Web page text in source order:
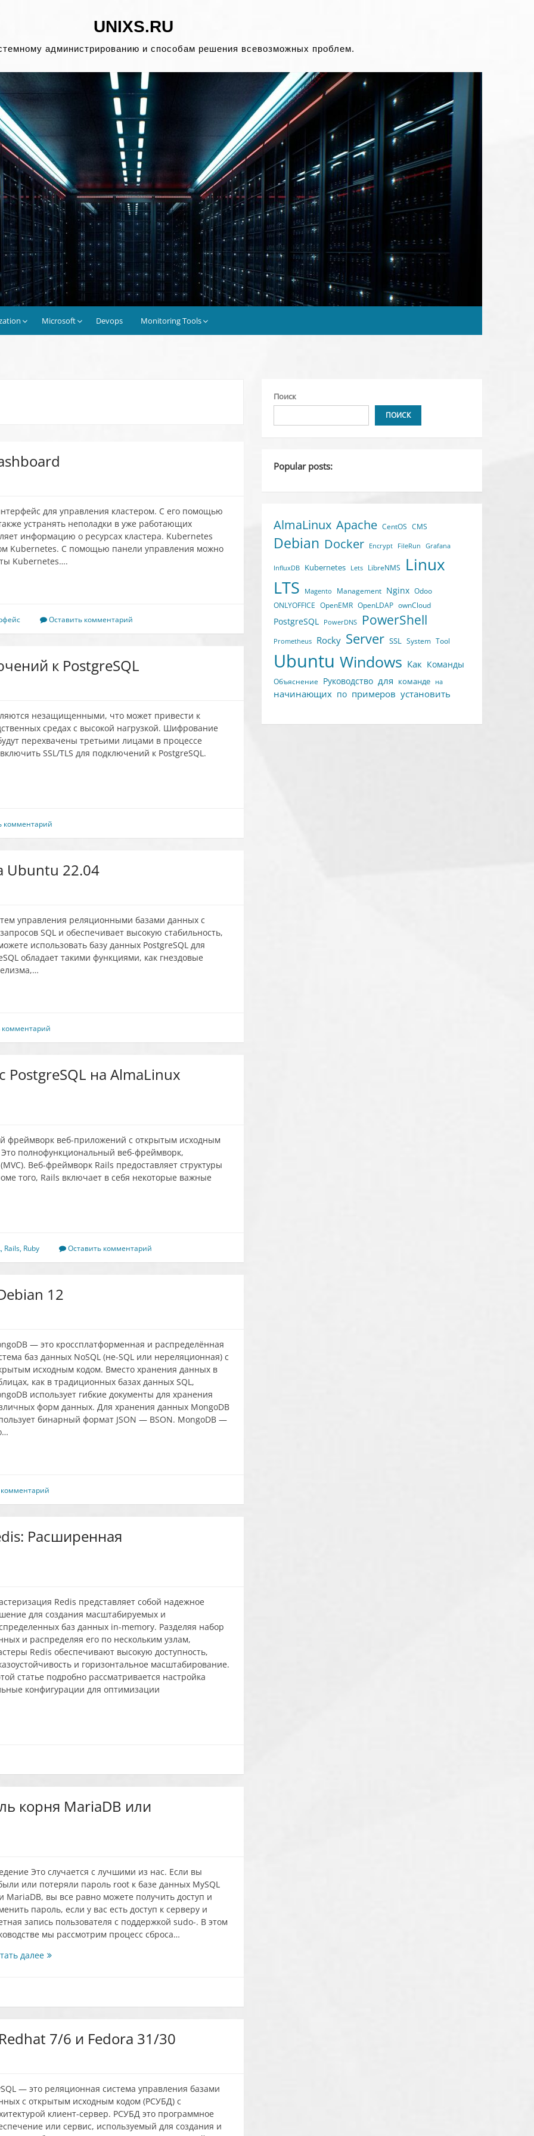
UNIXS.RU
администрированию и способам решения всевозможных проблем.
Microsoft Devops Monitoring Tools
для управления кластером. С его помощью
устранять неполадки в уже работающих
информацию о ресурсах кластера. Kubernetes
Kubernetes. С помощью панели управления можно
Kubernetes….
Оставить комментарий
к PostgreSQL
незащищенными, что может привести к
средах с высокой нагрузкой. Шифрование
перехвачены третьими лицами в процессе
SSL/TLS для подключений к PostgreSQL.
комментарий
Ubuntu 22.04
управления реляционными базами данных с
SQL и обеспечивает высокую стабильность,
использовать базу данных PostgreSQL для
обладает такими функциями, как гнездовые
комментарий
PostgreSQL на AlmaLinux
фреймворк веб-приложений с открытым исходным
полнофункциональный веб-фреймворк,
Веб-фреймворк Rails предоставляет структуры
того, Rails включает в себя некоторые важные
, Rails, Ruby Оставить комментарий
12
— это кроссплатформенная и распределённая
баз данных NoSQL (не-SQL или нереляционная) с
исходным кодом. Вместо хранения данных в
как в традиционных базах данных SQL,
использует гибкие документы для хранения
форм данных. Для хранения данных MongoDB
бинарный формат JSON — BSON. MongoDB —
Расширенная
Redis представляет собой надежное
для создания масштабируемых и
баз данных in-memory. Разделяя набор
и распределяя его по нескольким узлам,
Redis обеспечивают высокую доступность,
и горизонтальное масштабирование.
статье подробно рассматривается настройка
конфигурации для оптимизации
корня MariaDB или
Это случается с лучшими из нас. Если вы
или потеряли пароль root к базе данных MySQL
MariaDB, вы все равно можете получить доступ и
пароль, если у вас есть доступ к серверу и
запись пользователя с поддержкой sudo-. В этом
мы рассмотрим процесс сброса…
далееКак
корня
MySQL
7/6 и Fedora 31/30
— это реляционная система управления базами
с открытым исходным кодом (РСУБД) с
клиент-сервер. РСУБД это программное
или сервис, используемый для создания и
Поиск
ПОИСК
Popular posts:
AlmaLinux Apache CentOS CMS
Debian Docker Encrypt FileRun Grafana
InfluxDB Kubernetes Lets LibreNMS Linux
LTS Magento Management Nginx Odoo
ONLYOFFICE OpenEMR OpenLDAP ownCloud
PostgreSQL PowerDNS PowerShell
Prometheus Rocky Server SSL System Tool
Ubuntu Windows Как Команды
Объяснение Руководство для команде на
начинающих по примеров установить